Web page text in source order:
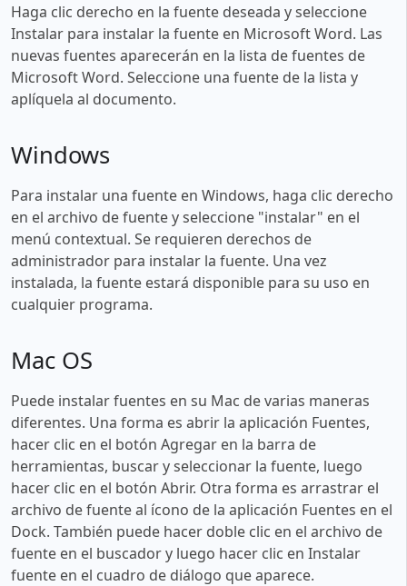
Haga clic derecho en la fuente deseada y seleccione
Instalar para instalar la fuente en Microsoft Word. Las
nuevas fuentes aparecerán en la lista de fuentes de
Microsoft Word. Seleccione una fuente de la lista y
aplíquela al documento.
Windows
Para instalar una fuente en Windows, haga clic derecho
en el archivo de fuente y seleccione "instalar" en el
menú contextual. Se requieren derechos de
administrador para instalar la fuente. Una vez
instalada, la fuente estará disponible para su uso en
cualquier programa.
Mac OS
Puede instalar fuentes en su Mac de varias maneras
diferentes. Una forma es abrir la aplicación Fuentes,
hacer clic en el botón Agregar en la barra de
herramientas, buscar y seleccionar la fuente, luego
hacer clic en el botón Abrir. Otra forma es arrastrar el
archivo de fuente al ícono de la aplicación Fuentes en el
Dock. También puede hacer doble clic en el archivo de
fuente en el buscador y luego hacer clic en Instalar
fuente en el cuadro de diálogo que aparece.